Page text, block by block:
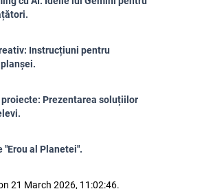
Instrucțiuni pentru
proiecte: Prezentarea soluțiilor
"Erou al Planetei".
21 March 2026, 11:02:46.